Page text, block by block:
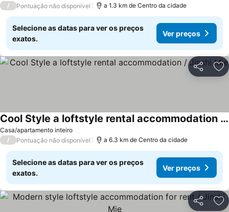
/ Pontuação não disponível a 1.3 km de Centro da cidade
Selecione as datas para ver os preços
exatos.
Ver preços
Partilhar
Casa/apartamento inteiro
Cool Style a loftstyle rental accommodation / Jinshi Mie
/ Pontuação não disponível a 6.3 km de Centro da cidade
Selecione as datas para ver os preços
exatos.
Ver preços
Partilhar